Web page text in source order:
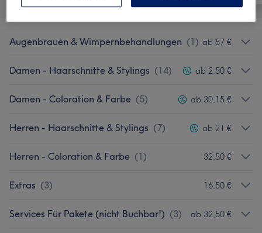
Augenbrauen & Wimpernbehandlungen (1) ab 57 €
Damen - Haarschnitte & Stylings (14) ab 2,50 €
Damen - Coloration & Farbe (5) ab 30,15 €
Herren - Haarschnitte & Stylings (7) ab 21 €
Herren - Coloration & Farbe (1) 32,50 €
Extras (3) 16,50 €
Services Für Pakete (nicht Buchbar!) (3) ab 32,50 €